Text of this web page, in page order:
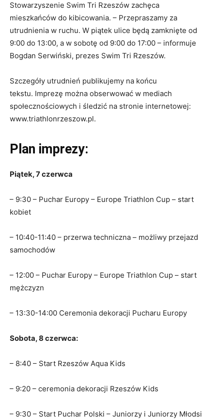
Stowarzyszenie Swim Tri Rzeszów zachęca
mieszkańców do kibicowania. – Przepraszamy za
utrudnienia w ruchu. W piątek ulice będą zamknięte od
9:00 do 13:00, a w sobotę od 9:00 do 17:00 – informuje
Bogdan Serwiński, prezes Swim Tri Rzeszów.
Szczegóły utrudnień publikujemy na końcu
tekstu. Imprezę można obserwować w mediach
społecznościowych i śledzić na stronie internetowej:
www.triathlonrzeszow.pl.
Plan imprezy:
Piątek, 7 czerwca
– 9:30 – Puchar Europy – Europe Triathlon Cup – start
kobiet
– 10:40-11:40 – przerwa techniczna – możliwy przejazd
samochodów
– 12:00 – Puchar Europy – Europe Triathlon Cup – start
mężczyzn
– 13:30-14:00 Ceremonia dekoracji Pucharu Europy
Sobota, 8 czerwca:
– 8:40 – Start Rzeszów Aqua Kids
– 9:20 – ceremonia dekoracji Rzeszów Kids
– 9:30 – Start Puchar Polski – Juniorzy i Juniorzy Młodsi